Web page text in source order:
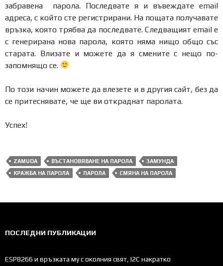
забравена парола. Последвате я и въвеждате email
адреса, с който сте регистрирани. На пощата получавате
връзка, която трябва да последвате. Следващият email е
с генерирана нова парола, която няма нищо общо със
старата. Влизате и можете да я смените с нещо по-
запомнящо се.
По този начин можете да влезете и в другия сайт, без да
се притеснявате, че ще ви откраднат паролата.
Успех!
ZAMUDA ВЪСТАНОВЯВАНЕ НА ПАРОЛА
ЗАМУНДА
КРАЖБА НА ПАРОЛА
ПАРОЛА СМЯНА НА ПАРОЛА
ПОСЛЕДНИ ПУБЛИКАЦИИ
ESP8266 и връзката му с околния свят, I2C накратко